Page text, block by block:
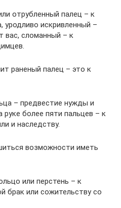
отрубленный палец – к
уродливо искривленный –
вас, сломанный – к
раненый палец – это к
– предвестие нужды и
руке более пяти пальцев – к
и наследству.
возможности иметь
или перстень – к
брак или сожительству со